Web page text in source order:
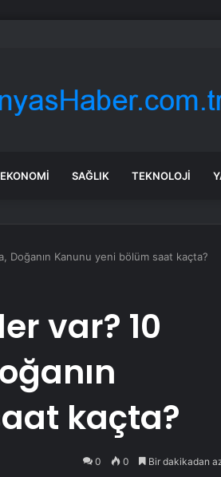
yörüngede 1,5 saatte görüntü
EKONOMI SAĞLIK TEKNOLOJI
Doğanın Kanunu yeni bölüm saat kaçta?
var? 10
kaçta?
0 0 Bir dakikadan